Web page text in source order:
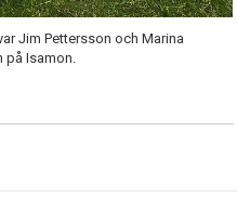
Jim Pettersson och Marina
på Isamon.